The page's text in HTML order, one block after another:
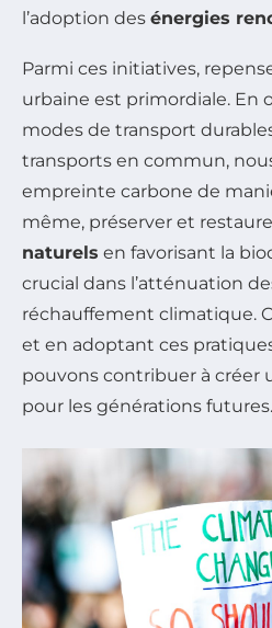
l’adoption des énergies
Parmi ces initiatives,
urbaine est primordiale. En
modes de transport
transports en commun,
empreinte carbone de
même, préserver et
naturels en favorisant la
crucial dans l’atténuation
réchauffement climatique.
et en adoptant ces
pouvons contribuer à créer
pour les générations futures.